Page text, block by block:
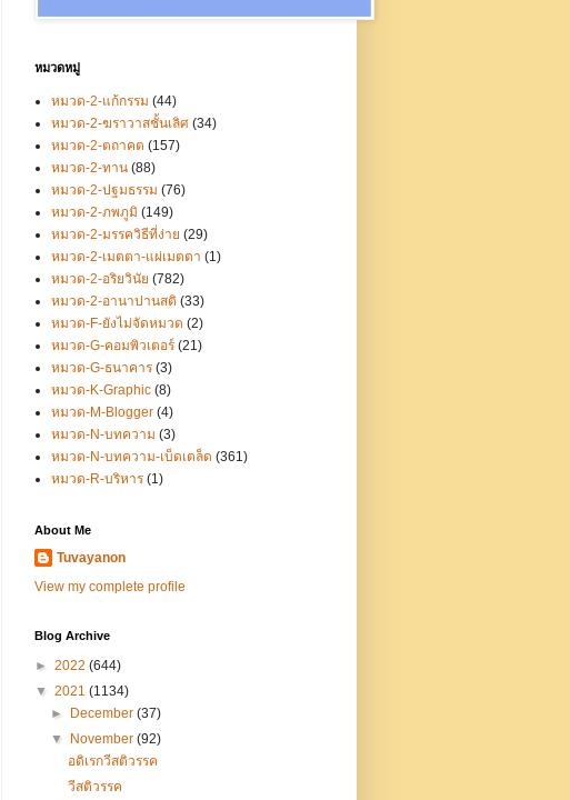
หมวดหมู่
หมวด-2-แก้กรรม (44)
หมวด-2-ฆราวาสชั้นเลิศ (34)
หมวด-2-ตถาคต (157)
หมวด-2-ทาน (88)
หมวด-2-ปฐมธรรม (76)
หมวด-2-ภพภูมิ (149)
หมวด-2-มรรควิธีที่ง่าย (29)
หมวด-2-เมตตา-แผ่เมตตา (1)
หมวด-2-อริยวินัย (782)
หมวด-2-อานาปานสติ (33)
หมวด-F-ยังไม่จัดหมวด (2)
หมวด-G-คอมพิวเตอร์ (21)
หมวด-G-ธนาคาร (3)
หมวด-K-Graphic (8)
หมวด-M-Blogger (4)
หมวด-N-บทความ (3)
หมวด-N-บทความ-เบ็ดเตล็ด (361)
หมวด-R-บริหาร (1)
About Me
Tuvayanon
View my complete profile
Blog Archive
► 2022 (644)
▼ 2021 (1134)
►
December(37)
▼
November(92)
อดิเรกวีสติวรรค
วีสติวรรค